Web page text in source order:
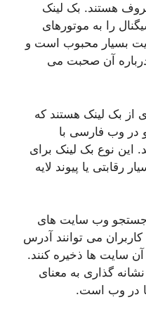
هستند. بک لینک
را به موتورهای
بسیار محبوب است و
آن صحبت می
از بک لینک هستند که
وب فارسی با
این نوع بک لینک برای
رقابتی یا پیوند لایه
جستجو وب سایت های
می توانند آدرس
سایت ها ذخیره کنند.
گذاری به معنای
در وب است.